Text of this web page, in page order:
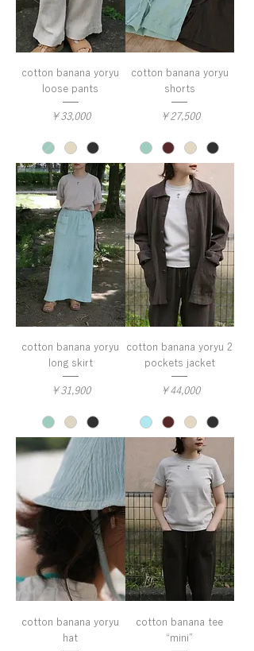
cotton banana yoryu
loose pants
価格
￥33,000
cotton banana yoryu
shorts
価格
￥27,500
cotton banana yoryu
long skirt
価格
￥31,900
cotton banana yoryu 2
pockets jacket
価格
￥44,000
cotton banana yoryu
hat
cotton banana tee
“mini”